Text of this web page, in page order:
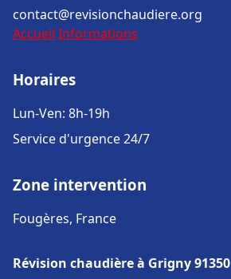
contact@revisionchaudiere.org
Accueil Informations
Horaires
Lun-Ven: 8h-19h
Service d'urgence 24/7
Zone intervention
Fougères, France
Révision chaudière à Grigny 91350